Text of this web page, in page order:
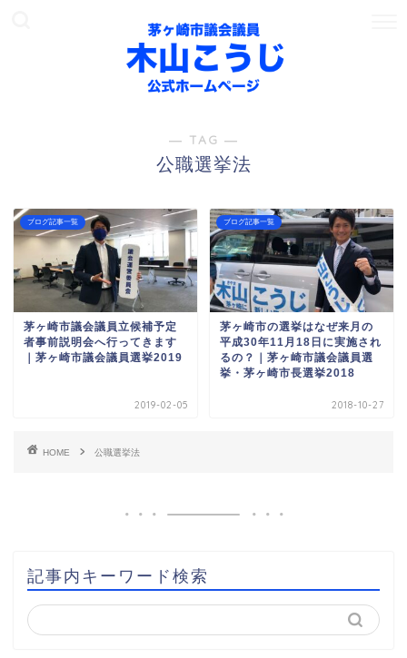
― TAG ―
公職選挙法
ブログ記事一覧
茅ヶ崎市議会議員立候補予定
者事前説明会へ行ってきます
｜茅ヶ崎市議会議員選挙2019
2019-02-05
ブログ記事一覧
茅ヶ崎市の選挙はなぜ来月の
平成30年11月18日に実施され
るの？｜茅ヶ崎市議会議員選
挙・茅ヶ崎市長選挙2018
2018-10-27
HOME 公職選挙法
記事内キーワード検索